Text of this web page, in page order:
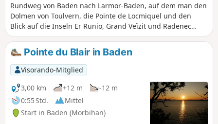
Rundweg von Baden nach Larmor-Baden, auf dem man den
Dolmen von Toulvern, die Pointe de Locmiquel und den
Blick auf die Inseln Er Runio, Grand Veïzit und Radenec
entdecken kann.Bei Ebbe besteht die Möglichkeit, die „7
Inseln“ zu umrunden.
Pointe du Blair in Baden
Visorando-Mitglied
3,00 km
+12 m
-12 m
0:55 Std.
Mittel
Start in Baden (Morbihan)